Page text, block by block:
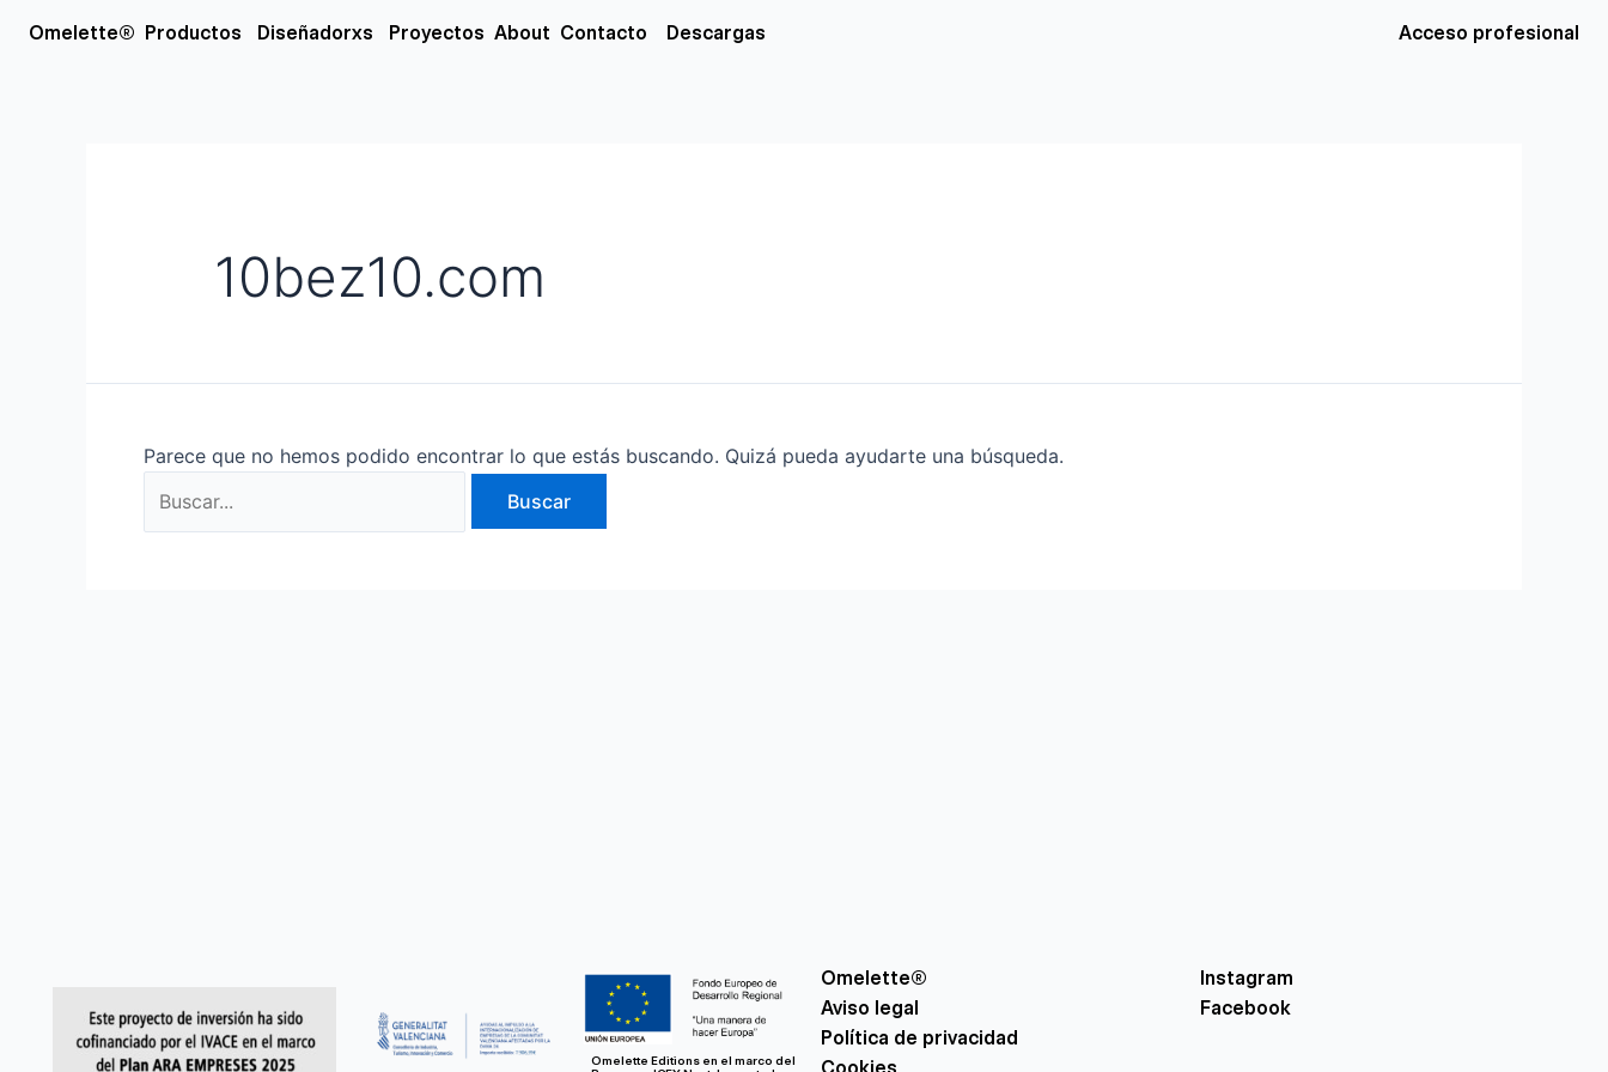
Omelette® Productos Open Productos
Diseñadorxs Open Diseñadorxs
Proyectos About Contacto Descargas Acceso profesional
10bez10.com
Parece que no hemos podido encontrar lo que estás buscando. Quizá pueda ayudarte una búsqueda.
por:
Omelette Editions en el marco del
Omelette®
Aviso legal
Política de privacidad
Instagram
Facebook